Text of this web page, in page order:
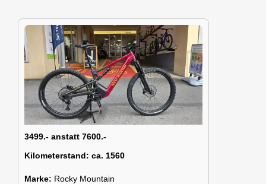
3499.- anstatt 7600.-
Kilometerstand: ca. 1560
Marke: Rocky Mountain